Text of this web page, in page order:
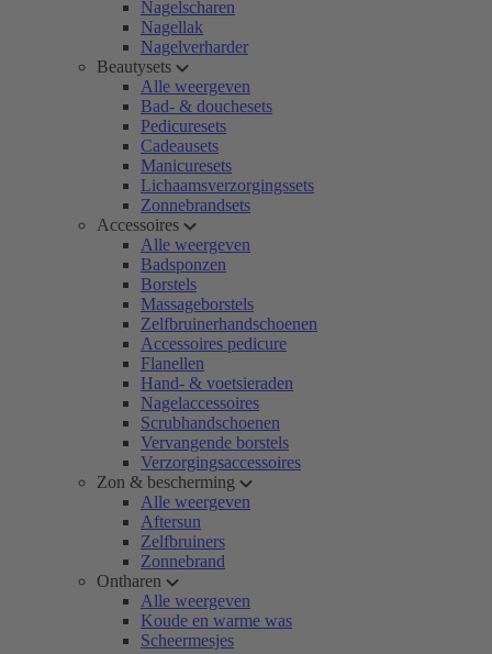
Nagelscharen
Nagellak
Nagelverharder
Beautysets
Alle weergeven
Bad- & douchesets
Pedicuresets
Cadeausets
Manicuresets
Lichaamsverzorgingssets
Zonnebrandsets
Accessoires
Alle weergeven
Badsponzen
Borstels
Massageborstels
Zelfbruinerhandschoenen
Accessoires pedicure
Flanellen
Hand- & voetsieraden
Nagelaccessoires
Scrubhandschoenen
Vervangende borstels
Verzorgingsaccessoires
Zon & bescherming
Alle weergeven
Aftersun
Zelfbruiners
Zonnebrand
Ontharen
Alle weergeven
Koude en warme was
Scheermesjes